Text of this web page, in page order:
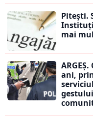
Pitești.
mai
ani,
gestului